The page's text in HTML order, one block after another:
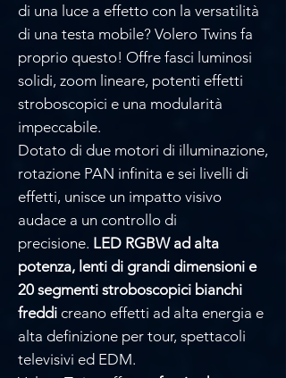
di una luce a effetto con la versatilità
di una testa mobile? Volero Twins fa
proprio questo! Offre fasci luminosi
solidi, zoom lineare, potenti effetti
stroboscopici e una modularità
impeccabile.
Dotato di due motori di illuminazione,
rotazione PAN infinita e sei livelli di
effetti, unisce un impatto visivo
audace a un controllo di
precisione. LED RGBW ad alta
potenza, lenti di grandi dimensioni e
20 segmenti stroboscopici bianchi
freddi creano effetti ad alta energia e
alta definizione per tour, spettacoli
televisivi ed EDM.